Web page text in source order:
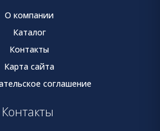
О компании
Каталог
Контакты
Карта сайта
соглашение
Контакты